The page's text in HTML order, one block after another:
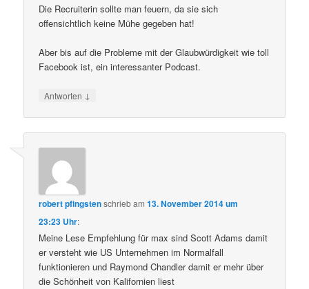
Die Recruiterin sollte man feuern, da sie sich
offensichtlich keine Mühe gegeben hat!
Aber bis auf die Probleme mit der Glaubwürdigkeit wie toll
Facebook ist, ein interessanter Podcast.
Antworten ↓
robert pfingstenschriebam13. November 2014 um
23:23 Uhr:
Meine Lese Empfehlung für max sind Scott Adams damit
er versteht wie US Unternehmen im Normalfall
funktionieren und Raymond Chandler damit er mehr über
die Schönheit von Kalifornien liest